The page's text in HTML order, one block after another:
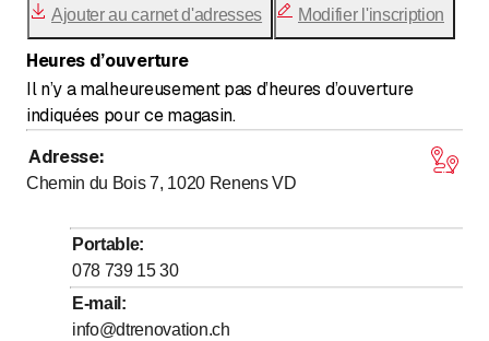
Ajouter au carnet d'adresses Modifier l'inscription
Heures d’ouverture
Il n’y a malheureusement pas d’heures d’ouverture
indiquées pour ce magasin.
Adresse:
Chemin du Bois 7, 1020 Renens VD
Portable:
078 739 15 30
E-mail :
info@dtrenovation.ch